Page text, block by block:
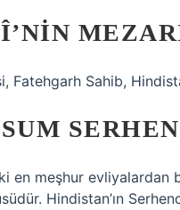
Fatehgarh Sahib,
en meşhur evliyalardan
Hindistan’ın